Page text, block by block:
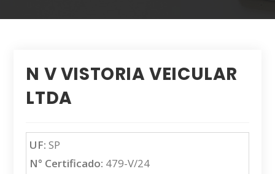
N V VISTORIA VEICULAR
LTDA
UF: SP
N° Certificado: 479-V/24